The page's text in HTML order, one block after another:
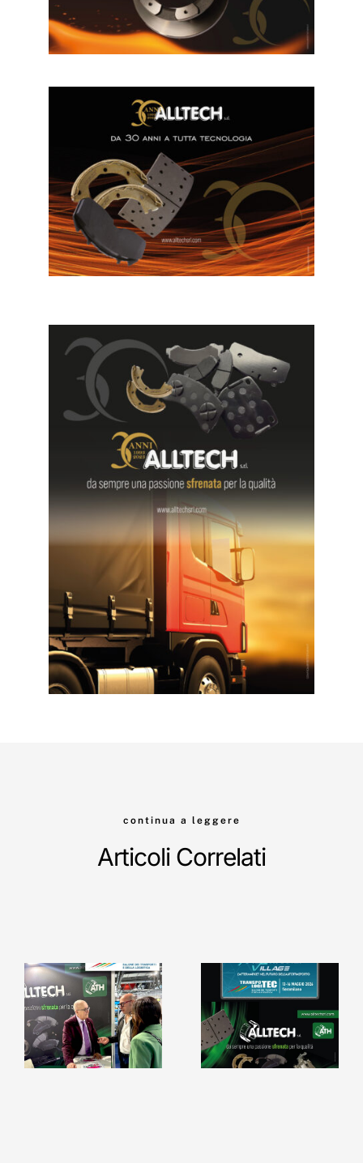
continua a leggere
Articoli Correlati